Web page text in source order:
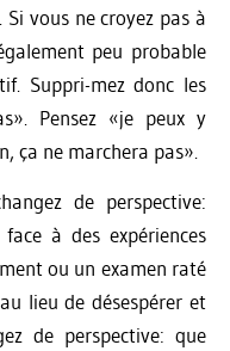
vous ne croyez pas à
peu probable
Suppri-mez donc les
Pensez «je peux y
ça ne marchera pas».
de perspective:
à des expériences
ou un examen raté
lieu de désespérer et
de perspective: que